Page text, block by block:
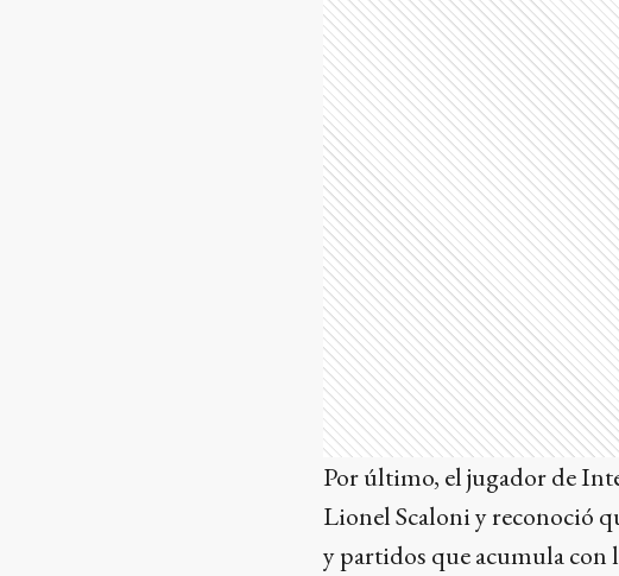
Por último, el jugador de
Lionel Scaloni y reconoció
y partidos que acumula con